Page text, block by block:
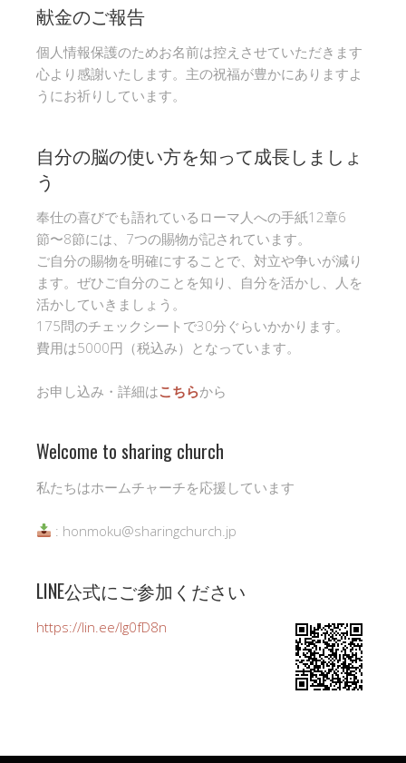
献金のご報告
個人情報保護のためお名前は控えさせていただきます
心より感謝いたします。主の祝福が豊かにありますよ
うにお祈りしています。
自分の脳の使い方を知って成長しましょ
う
奉仕の喜びでも語れているローマ人への手紙12章6
節〜8節には、7つの賜物が記されています。
ご自分の賜物を明確にすることで、対立や争いが減り
ます。ぜひご自分のことを知り、自分を活かし、人を
活かしていきましょう。
175問のチェックシートで30分ぐらいかかります。
費用は5000円（税込み）となっています。
お申し込み・詳細はこちらから
Welcome to sharing church
私たちはホームチャーチを応援しています
: honmoku@sharingchurch.jp
LINE公式にご参加ください
https://lin.ee/Ig0fD8n